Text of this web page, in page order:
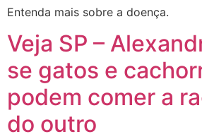
Entenda mais sobre a doença.
Veja SP –
se gatos e
podem comer a
do outro